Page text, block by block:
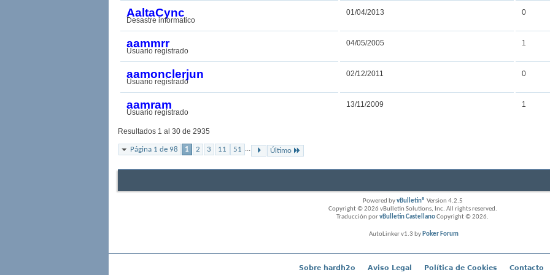
AaltaCync
Desastre informatico
01/04/2013 0
aammrr
Usuario registrado
04/05/2005 1
aamonclerjun
Usuario registrado
02/12/2011 0
aamram
Usuario registrado
13/11/2009 1
Resultados 1 al 30 de 2935
Página 1 de 98 1 2 3 11 51 ... Último
Powered byvBulletin® Version 4.2.5
Copyright © 2026 vBulletin Solutions, Inc. All rights reserved.
Traducción porvBulletin CastellanoCopyright © 2026.
AutoLinker v1.3 by Poker Forum
Sobre hardh2o Aviso Legal Política de Cookies Contacto